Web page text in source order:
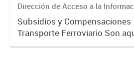
Dirección de Acceso a la
Pública y Transparencia
Subsidios y Compensaciones
Transporte Ferroviario Son
transferencias realizadas por